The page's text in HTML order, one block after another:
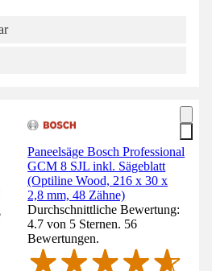
Paneelsäge Bosch Professional
GCM 8 SJL inkl. Sägeblatt
(Optiline Wood, 216 x 30 x
2,8 mm, 48 Zähne)
Durchschnittliche Bewertung:
4.7 von 5 Sternen. 56
Bewertungen.